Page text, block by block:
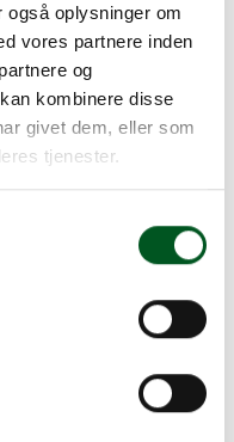
oplysninger om
vores partnere inden
og
kombinere disse
givet dem, eller som
tjenester.
fortsat mange
år.
til webinarer om
for
vi et overblik over
og
god mulighed for
finder